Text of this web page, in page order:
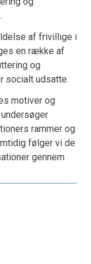
FONDENs
en af de mest
udfordringer og
og
i såvel
der
og
henvender sig
og
af frivillige i
en række af
og
socialt udsatte.
motiver og
rammer og
følger vi de
gennem
formål og